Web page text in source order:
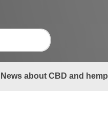
News about CBD and hemp